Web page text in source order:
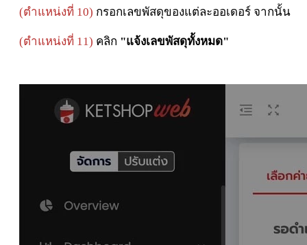
(ตำแหน่งที่ 10) กรอกเลขพัสดุของแต่ละออเดอร์ จากนั้น
(ตำแหน่งที่ 11) คลิก "แจ้งเลขพัสดุทั้งหมด"